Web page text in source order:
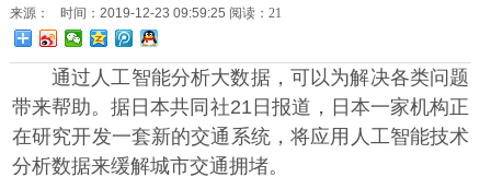
来源： 时间：2019-12-23 09:59:25 阅读：21
通过人工智能分析大数据，可以为解决各类问题
带来帮助。据日本共同社21日报道，日本一家机构正
在研究开发一套新的交通系统，将应用人工智能技术
分析数据来缓解城市交通拥堵。